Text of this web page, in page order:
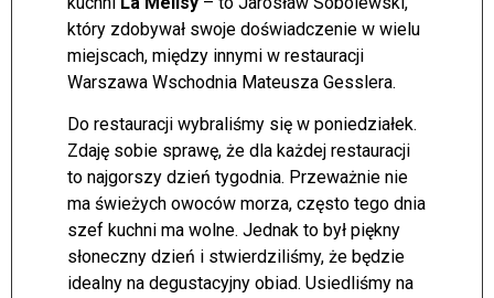
który zdobywał swoje doświadczenie w wielu
miejscach, między innymi w restauracji
Warszawa Wschodnia Mateusza Gesslera.
Do restauracji wybraliśmy się w poniedziałek.
Zdaję sobie sprawę, że dla każdej restauracji
to najgorszy dzień tygodnia. Przeważnie nie
ma świeżych owoców morza, często tego dnia
szef kuchni ma wolne. Jednak to był piękny
słoneczny dzień i stwierdziliśmy, że będzie
idealny na degustacyjny obiad. Usiedliśmy na